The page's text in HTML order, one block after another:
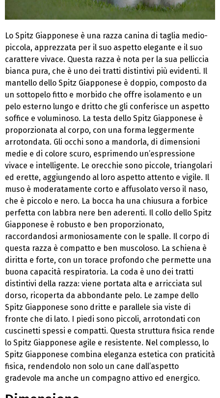
Lo Spitz Giapponese è una razza canina di taglia medio-
piccola, apprezzata per il suo aspetto elegante e il suo
carattere vivace. Questa razza è nota per la sua pelliccia
bianca pura, che è uno dei tratti distintivi più evidenti. Il
mantello dello Spitz Giapponese è doppio, composto da
un sottopelo fitto e morbido che offre isolamento e un
pelo esterno lungo e dritto che gli conferisce un aspetto
soffice e voluminoso. La testa dello Spitz Giapponese è
proporzionata al corpo, con una forma leggermente
arrotondata. Gli occhi sono a mandorla, di dimensioni
medie e di colore scuro, esprimendo un’espressione
vivace e intelligente. Le orecchie sono piccole, triangolari
ed erette, aggiungendo al loro aspetto attento e vigile. Il
muso è moderatamente corto e affusolato verso il naso,
che è piccolo e nero. La bocca ha una chiusura a forbice
perfetta con labbra nere ben aderenti. Il collo dello Spitz
Giapponese è robusto e ben proporzionato,
raccordandosi armoniosamente con le spalle. Il corpo di
questa razza è compatto e ben muscoloso. La schiena è
diritta e forte, con un torace profondo che permette una
buona capacità respiratoria. La coda è uno dei tratti
distintivi della razza: viene portata alta e arricciata sul
dorso, ricoperta da abbondante pelo. Le zampe dello
Spitz Giapponese sono dritte e parallele sia viste di
fronte che di lato. I piedi sono piccoli, arrotondati con
cuscinetti spessi e compatti. Questa struttura fisica rende
lo Spitz Giapponese agile e resistente. Nel complesso, lo
Spitz Giapponese combina eleganza estetica con praticità
fisica, rendendolo non solo un cane dall’aspetto
gradevole ma anche un compagno attivo ed energico.